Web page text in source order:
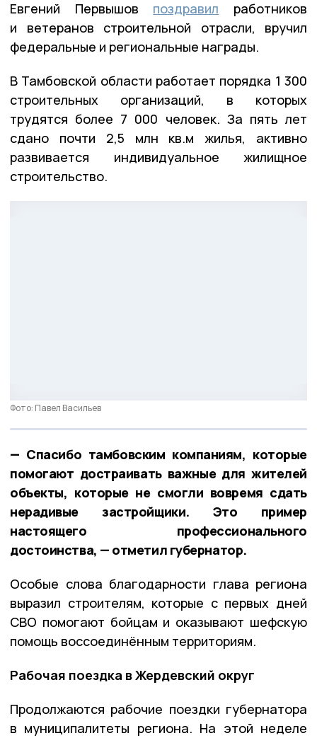
Евгений Первышов поздравил работников
и ветеранов строительной отрасли, вручил
федеральные и региональные награды.
В Тамбовской области работает порядка 1 300
строительных организаций, в которых
трудятся более 7 000 человек. За пять лет
сдано почти 2,5 млн кв.м жилья, активно
развивается индивидуальное жилищное
строительство.
Фото: Павел Васильев
— Спасибо тамбовским компаниям, которые
помогают достраивать важные для жителей
объекты, которые не смогли вовремя сдать
нерадивые застройщики. Это пример
настоящего профессионального
достоинства, — отметил губернатор.
Особые слова благодарности глава региона
выразил строителям, которые с первых дней
СВО помогают бойцам и оказывают шефскую
помощь воссоединённым территориям.
Рабочая поездка в Жердевский округ
Продолжаются рабочие поездки губернатора
в муниципалитеты региона. На этой неделе